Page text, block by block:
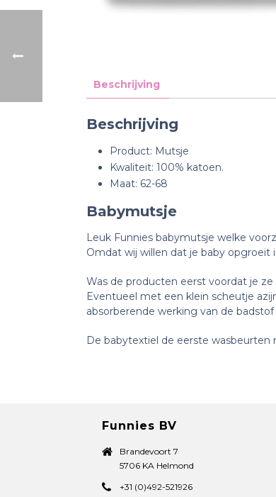
Beschrijving
Beschrijving
Product: Mutsje
Kwaliteit: 100% katoen.
Maat: 62-68
Babymutsje
Leuk Funnies babymutsje welke
Omdat wij willen dat je baby
Was de producten eerst voordat je
Eventueel met een klein scheutje
absorberende werking van de
De babytextiel de eerste wasbeurten
Funnies BV
Brandevoort 7
5706 KA Helmond
+31 (0)492-521926